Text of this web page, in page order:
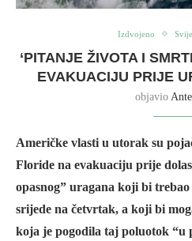
Izdvojeno
‘PITANJE ŽIVOTA I
EVAKUACIJU PRIJE
objavio
Američke vlasti u utorak su
Floride na evakuaciju prije
opasnog” uragana koji bi
srijede na četvrtak, a koji bi
koja je pogodila taj poluotok “u